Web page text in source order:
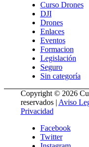
Curso Drones
DJI
Drones
Enlaces
Eventos
Formacion
Legislación
Seguro
Sin categoría
Copyright © 2026
reservados | Aviso
Privacidad
Facebook
Twitter